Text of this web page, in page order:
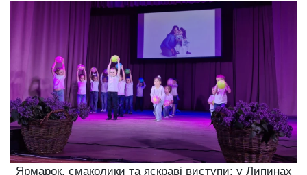
Ярмарок, смаколики та яскраві виступи: у Липинах